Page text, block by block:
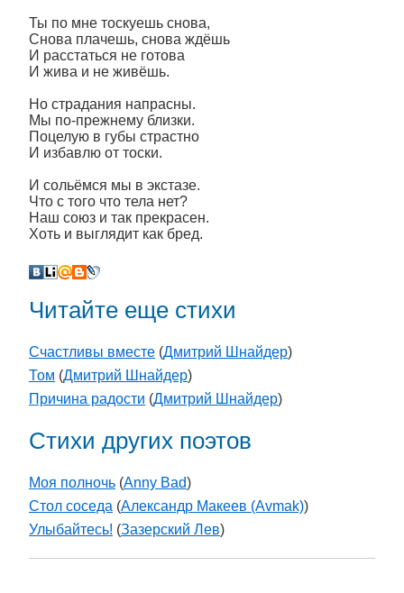
Ты по мне тоскуешь снова,
Снова плачешь, снова ждёшь
И расстаться не готова
И жива и не живёшь.
Но страдания напрасны.
Мы по-прежнему близки.
Поцелую в губы страстно
И избавлю от тоски.
И сольёмся мы в экстазе.
Что с того что тела нет?
Наш союз и так прекрасен.
Хоть и выглядит как бред.
Читайте еще стихи
Счастливы вместе (Дмитрий Шнайдер)
Том (Дмитрий Шнайдер)
Причина радости (Дмитрий Шнайдер)
Стихи других поэтов
Моя полночь (Anny Bad)
Стол соседа (Александр Макеев (Avmak))
Улыбайтесь! (Зазерский Лев)